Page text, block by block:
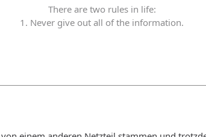
There are two rules in life:
1. Never give out all of the information.